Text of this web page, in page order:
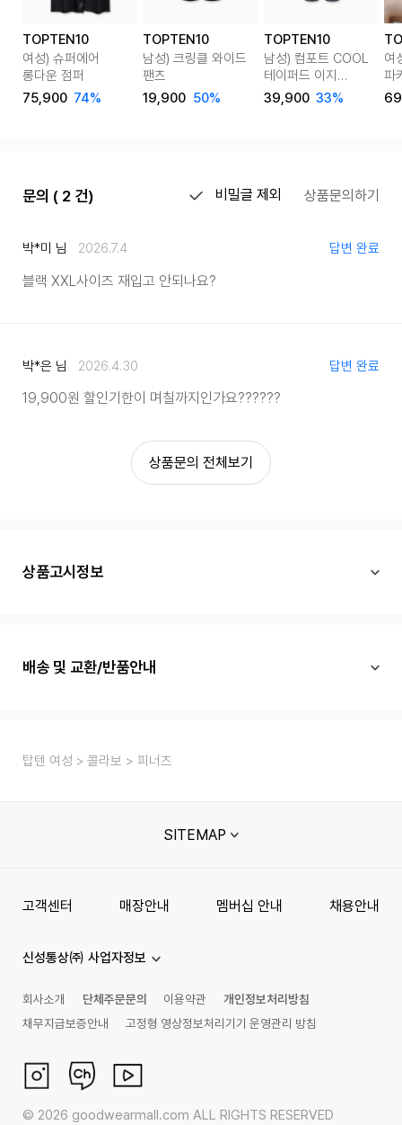
TOPTEN10
여성) 슈퍼에어
롱다운 점퍼
75,900 74%
TOPTEN10
남성) 크링클 와이드
팬츠
19,900 50%
TOPTEN10
남성) 컴포트 COOL
테이퍼드 이지
슬랙스
39,900 33%
여
파
문의 ( 2 건) 비밀글 제외 상품문의하기
박*미 님 2026.7.4 답변 완료
블랙 XXL사이즈 재입고 안되나요?
박*은 님 2026.4.30 답변 완료
19,900원 할인기한이 며칠까지인가요??????
상품문의 전체보기
상품고시정보
배송 및 교환/반품안내
탑텐 여성 콜라보 피너츠
SITEMAP
고객센터 매장안내 멤버십 안내 채용안내
신성통상㈜ 사업자정보
회사소개 단체주문문의 이용약관
개인정보처리방침
채무지급보증안내
고정형 영상정보처리기기 운영관리 방침
© 2026 goodwearmall.com ALL RIGHTS RESERVED